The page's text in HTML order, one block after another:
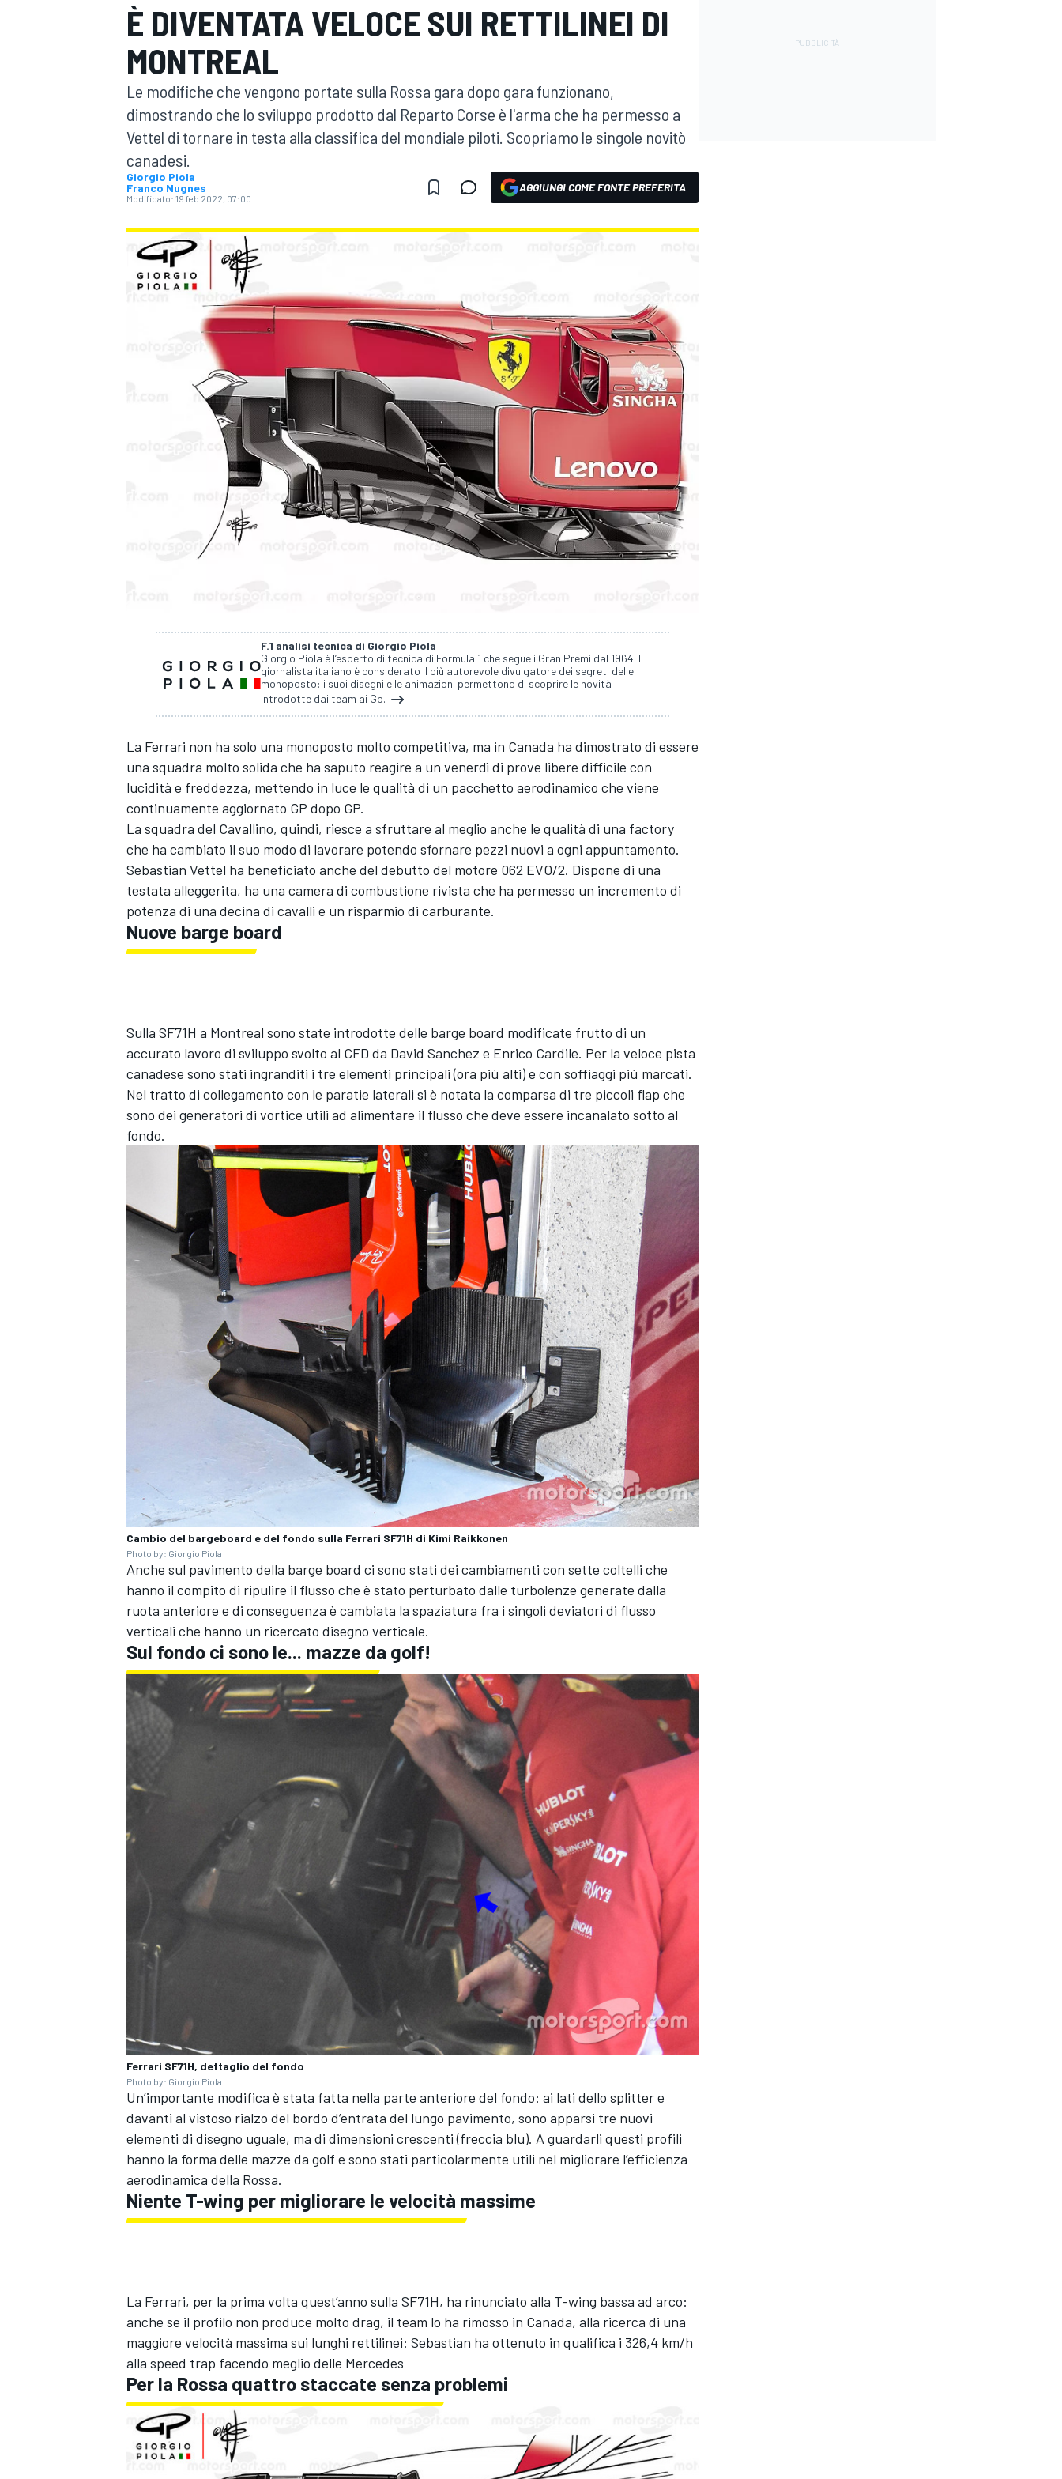
MOTOGP WEC
WRC
MONOPOSTO
ENDURANCE/GT
MONOMARCA
RALLY
È DIVENTATA VELOCE SUI RETTILINEI DI
MONTREAL
Le modifiche che vengono portate sulla Rossa gara dopo gara funzionano,
dimostrando che lo sviluppo prodotto dal Reparto Corse è l'arma che ha permesso a
Vettel di tornare in testa alla classifica del mondiale piloti. Scopriamo le singole novitò
canadesi.
Giorgio Piola
Franco Nugnes
Modificato: 19 feb 2022, 07:00
AGGIUNGI COME FONTE PREFERITA
F.1 analisi tecnica di Giorgio Piola
Giorgio Piola è l’esperto di tecnica di Formula 1 che segue i Gran Premi dal 1964. Il
giornalista italiano è considerato il più autorevole divulgatore dei segreti delle
monoposto: i suoi disegni e le animazioni permettono di scoprire le novità
introdotte dai team ai Gp.
La Ferrari non ha solo una monoposto molto competitiva, ma in Canada ha dimostrato di essere
una squadra molto solida che ha saputo reagire a un venerdì di prove libere difficile con
lucidità e freddezza, mettendo in luce le qualità di un pacchetto aerodinamico che viene
continuamente aggiornato GP dopo GP.
La squadra del Cavallino, quindi, riesce a sfruttare al meglio anche le qualità di una factory
che ha cambiato il suo modo di lavorare potendo sfornare pezzi nuovi a ogni appuntamento.
Sebastian Vettel ha beneficiato anche del debutto del motore 062 EVO/2. Dispone di una
testata alleggerita, ha una camera di combustione rivista che ha permesso un incremento di
potenza di una decina di cavalli e un risparmio di carburante.
Nuove barge board
Sulla SF71H a Montreal sono state introdotte delle barge board modificate frutto di un
accurato lavoro di sviluppo svolto al CFD da David Sanchez e Enrico Cardile. Per la veloce pista
canadese sono stati ingranditi i tre elementi principali (ora più alti) e con soffiaggi più marcati.
Nel tratto di collegamento con le paratie laterali si è notata la comparsa di tre piccoli flap che
sono dei generatori di vortice utili ad alimentare il flusso che deve essere incanalato sotto al
fondo.
Cambio del bargeboard e del fondo sulla Ferrari SF71H di Kimi Raikkonen
Photo by: Giorgio Piola
Anche sul pavimento della barge board ci sono stati dei cambiamenti con sette coltelli che
hanno il compito di ripulire il flusso che è stato perturbato dalle turbolenze generate dalla
ruota anteriore e di conseguenza è cambiata la spaziatura fra i singoli deviatori di flusso
verticali che hanno un ricercato disegno verticale.
Sul fondo ci sono le... mazze da golf!
Ferrari SF71H, dettaglio del fondo
Photo by: Giorgio Piola
Un’importante modifica è stata fatta nella parte anteriore del fondo: ai lati dello splitter e
davanti al vistoso rialzo del bordo d’entrata del lungo pavimento, sono apparsi tre nuovi
elementi di disegno uguale, ma di dimensioni crescenti (freccia blu). A guardarli questi profili
hanno la forma delle mazze da golf e sono stati particolarmente utili nel migliorare l’efficienza
aerodinamica della Rossa.
Niente T-wing per migliorare le velocità massime
La Ferrari, per la prima volta quest’anno sulla SF71H, ha rinunciato alla T-wing bassa ad arco:
anche se il profilo non produce molto drag, il team lo ha rimosso in Canada, alla ricerca di una
maggiore velocità massima sui lunghi rettilinei: Sebastian ha ottenuto in qualifica i 326,4 km/h
alla speed trap facendo meglio delle Mercedes
Per la Rossa quattro staccate senza problemi